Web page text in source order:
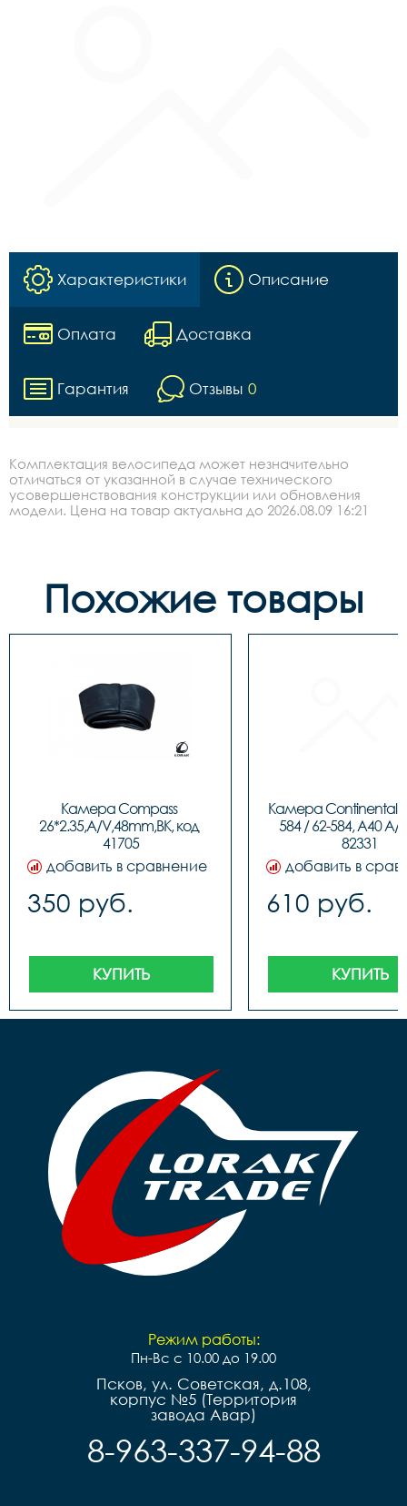
Характеристики Описание
Оплата Доставка
Гарантия Отзывы 0
Комплектация велосипеда может незначительно
отличаться от указанной в случае технического
усовершенствования конструкции или обновления
модели. Цена на товар актуальна до 2026.08.09 16:21
Похожие товары
Камера Compass
26*2.35,A/V,48mm,BK, код
41705
добавить в сравнение
350 руб.
КУПИТЬ
Камера Continental
584 / 62-584, A40 A/
добавить в
610 руб.
КУПИТЬ
Режим работы:
Пн-Вс с 10.00 до 19.00
Псков, ул. Советская, д.108,
корпус №5 (Территория
завода Авар)
8-963-337-94-88